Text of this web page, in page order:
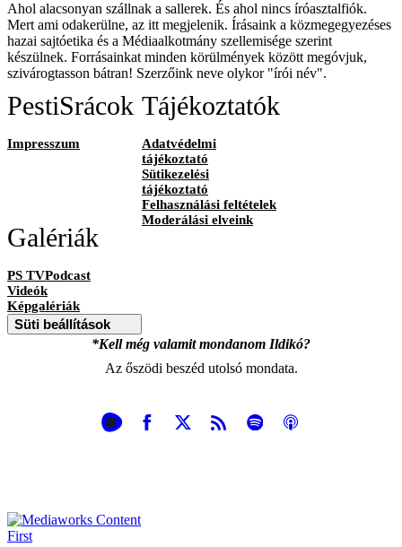
Ahol alacsonyan szállnak a sallerek. És ahol nincs íróasztalfiók.
Mert ami odakerülne, az itt megjelenik. Írásaink a közmegegyezéses
hazai sajtóetika és a Médiaalkotmány szellemisége szerint
készülnek. Forrásainkat minden körülmények között megóvjuk,
szivárogtasson bátran! Szerzőink neve olykor "írói név".
PestiSrácok
Impresszum
Tájékoztatók
Adatvédelmi
tájékoztató
Sütikezelési
tájékoztató
Felhasználási feltételek
Moderálási elveink
Galériák
PS TVPodcast
Videók
Képgalériák
Süti beállítások
*Kell még valamit mondanom Ildikó?
Az őszödi beszéd utolsó mondata.